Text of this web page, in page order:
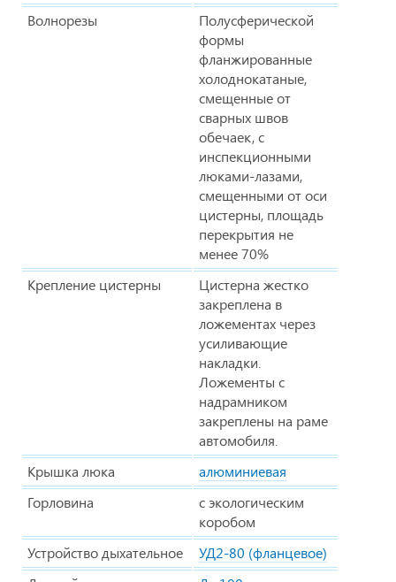
Волнорезы
Полусферической
формы
фланжированные
холоднокатаные,
смещенные от
сварных швов
обечаек, с
инспекционными
люками-лазами,
смещенными от оси
цистерны, площадь
перекрытия не
менее 70%
Крепление цистерны
Цистерна жестко
закреплена в
ложементах через
усиливающие
накладки.
Ложементы с
надрамником
закреплены на раме
автомобиля.
Крышка люка
алюминиевая
Горловина
с экологическим
коробом
Устройство дыхательное
УД2-80 (фланцевое)